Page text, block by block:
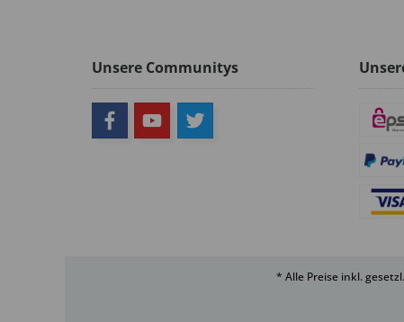
Unsere Communitys
* Alle Preise inkl.